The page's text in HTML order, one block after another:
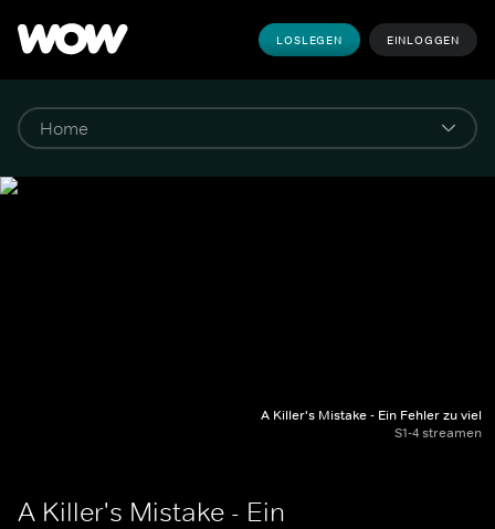
LOSLEGEN EINLOGGEN
A Killer's Mistake - Ein Fehler zu viel
S1-4 streamen
A Killer's Mistake - Ein